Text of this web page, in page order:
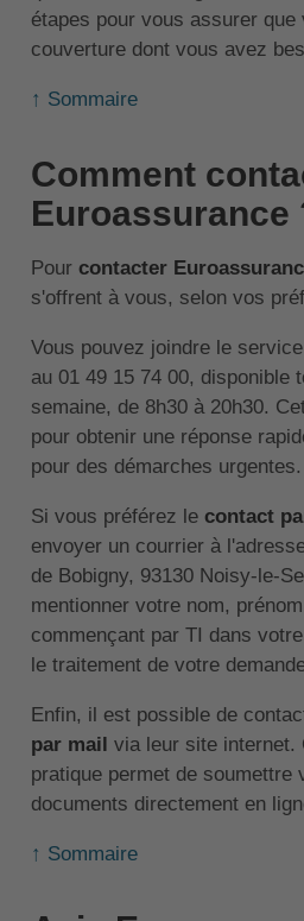
étapes pour vous assurer que
couverture dont vous avez
↑ Sommaire
Comment
Euroassurance
Pour contacter
s'offrent à vous, selon vos
Vous pouvez joindre le
au 01 49 15 74 00, disponible
semaine, de 8h30 à 20h30.
pour obtenir une réponse
pour des démarches urgentes.
Si vous préférez le contact
envoyer un courrier à
de Bobigny, 93130 Noisy-le-
mentionner votre nom,
commençant par TI dans
le traitement de votre
Enfin, il est possible de
par mail via leur site internet.
pratique permet de soumettre
documents directement en
↑ Sommaire